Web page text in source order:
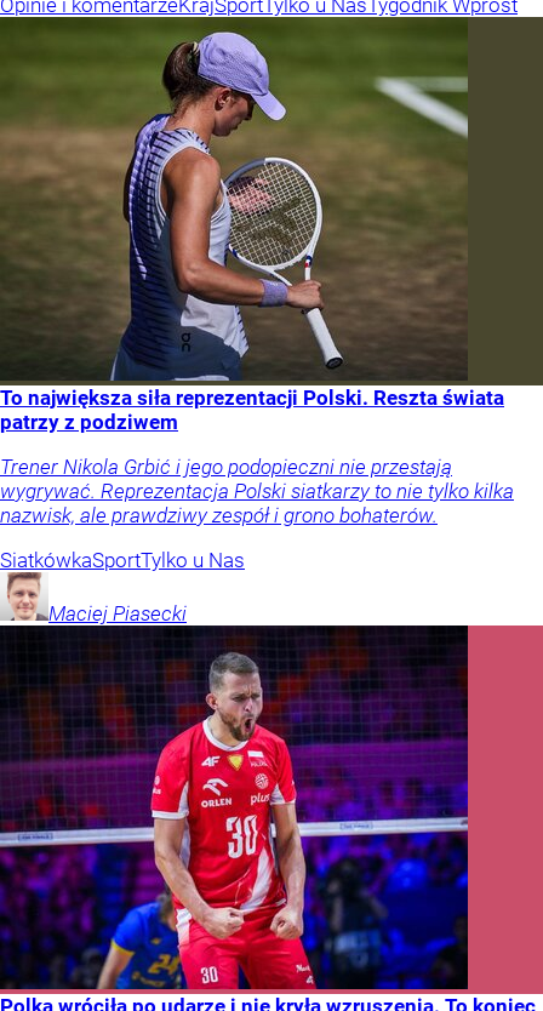
To największa siła reprezentacji Polski. Reszta świata
patrzy z podziwem
Trener Nikola Grbić i jego podopieczni nie przestają
wygrywać. Reprezentacja Polski siatkarzy to nie tylko kilka
nazwisk, ale prawdziwy zespół i grono bohaterów.
SiatkówkaSportTylko u Nas
Maciej Piasecki
Polka wróciła po udarze i nie kryła wzruszenia. To koniec